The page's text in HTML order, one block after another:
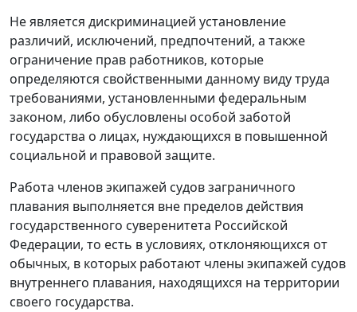
Не является дискриминацией установление
различий, исключений, предпочтений, а также
ограничение прав работников, которые
определяются свойственными данному виду труда
требованиями, установленными федеральным
законом, либо обусловлены особой заботой
государства о лицах, нуждающихся в повышенной
социальной и правовой защите.
Работа членов экипажей судов заграничного
плавания выполняется вне пределов действия
государственного суверенитета Российской
Федерации, то есть в условиях, отклоняющихся от
обычных, в которых работают члены экипажей судов
внутреннего плавания, находящихся на территории
своего государства.